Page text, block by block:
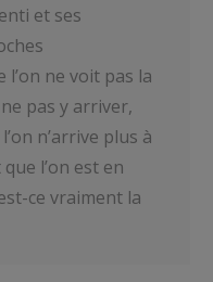
et ses
ne voit pas la
pas y arriver,
n’arrive plus à
l’on est en
ce vraiment la